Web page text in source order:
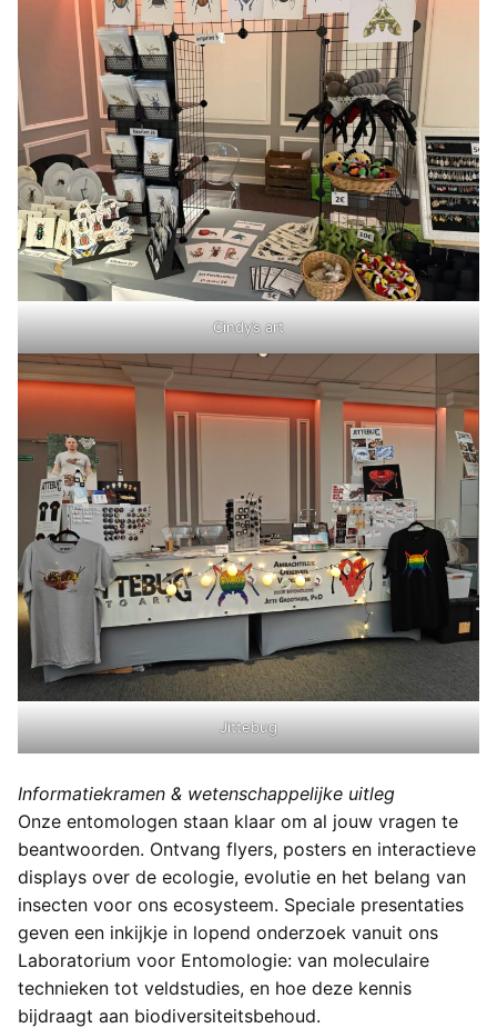
Cindy’s art
Jittebug
Informatiekramen & wetenschappelijke uitleg
Onze entomologen staan klaar om al jouw vragen te
beantwoorden. Ontvang flyers, posters en interactieve
displays over de ecologie, evolutie en het belang van
insecten voor ons ecosysteem. Speciale presentaties
geven een inkijkje in lopend onderzoek vanuit ons
Laboratorium voor Entomologie: van moleculaire
technieken tot veldstudies, en hoe deze kennis
bijdraagt aan biodiversiteitsbehoud.